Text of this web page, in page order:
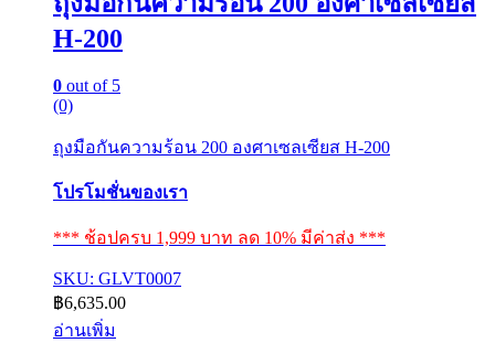
H-200
0 out of 5
(0)
ถุงมือกันความร้อน 200 องศาเซลเซียส H-200
โปรโมชั่นของเรา
*** ช้อปครบ 1,999 บาท ลด 10% มีค่าส่ง ***
SKU: GLVT0007
฿6,635.00
อ่านเพิ่ม